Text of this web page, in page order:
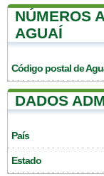
NÚMEROS
AGUAÍ
Código postal de
DADOS
País
Estado